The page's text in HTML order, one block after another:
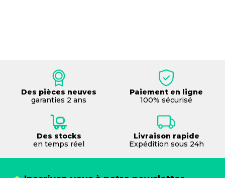
Des pièces neuves
garanties 2 ans
Paiement en ligne
100% sécurisé
Des stocks
en temps réel
Livraison rapide
Expédition sous 24h